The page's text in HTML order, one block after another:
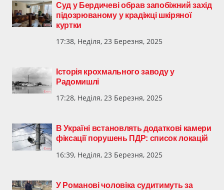
Суд у Бердичеві обрав запобіжний захід
підозрюваному у крадіжці шкіряної
куртки
17:38, Неділя, 23 Березня, 2025
Історія крохмального заводу у
Радомишлі
17:28, Неділя, 23 Березня, 2025
В Україні встановлять додаткові камери
фіксації порушень ПДР: список локацій
16:39, Неділя, 23 Березня, 2025
У Романові чоловіка судитимуть за